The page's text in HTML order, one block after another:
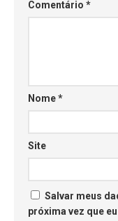
Comentário *
Nome*
Site
Salvar meus
próxima vez que